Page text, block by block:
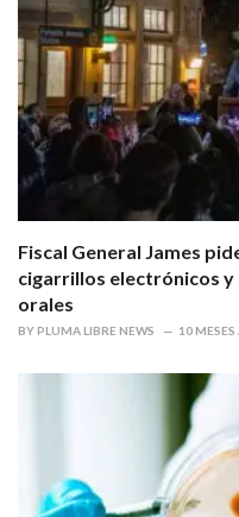
Fiscal General James
cigarrillos electrónicos
orales
BY PLUMA LIBRE NEWS 10 MESES